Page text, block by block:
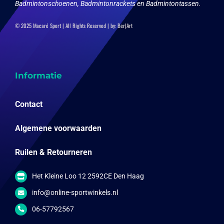
Badmintonschoenen, Badmintonrackets en Badmintontassen.
© 2025 Macaré Sport | All Rights Reserved | by:Ber|Art
Informatie
Contact
Algemene voorwaarden
Ruilen & Retourneren
Het Kleine Loo 12 2592CE Den Haag
info@online-sportwinkels.nl
06-57792567